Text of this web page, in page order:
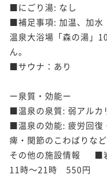
■にごり湯: なし
■補足事項: 加温、加水
温泉大浴場「森の湯」
ん。
■サウナ：あり
ー泉質・効能ー
■温泉の泉質: 弱アルカ
■温泉の効能: 疲労回復
痺・関節のこわばりなど
その他の施設情報	■岩盤浴: あり
11時～21時　550円